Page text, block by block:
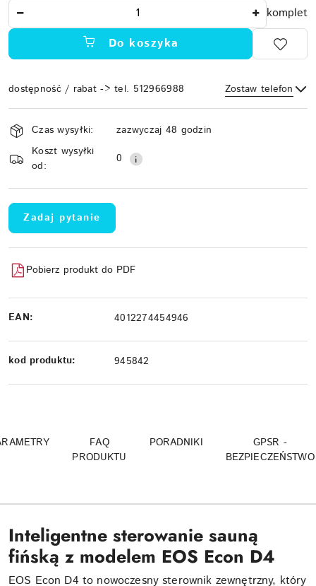
komplet
Do koszyka
dostępność / rabat -> tel. 512966988 Zostaw telefon
Wyślij
Dostępność
i
dostawa
Czas wysyłki:
zazwyczaj 48 godzin
Koszt wysyłki
od:
0
Zadaj pytanie
Pobierz produkt do PDF
EAN: 4012274454946
kod produktu: 945842
FAQ
PRODUKTU
PORADNIKI
GPSR -
BEZPIECZEŃSTWO
Inteligentne sterowanie sauną
fińską z modelem EOS Econ D4
EOS Econ D4 to nowoczesny sterownik zewnętrzny, który